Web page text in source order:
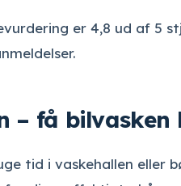
er 4,8 ud af 5
– få bilvasken
tid i vaskehallen eller